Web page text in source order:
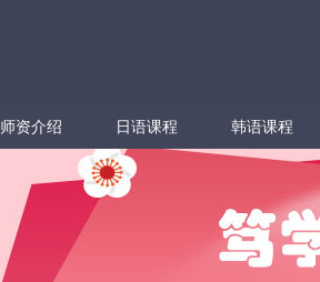
师资介绍 日语课程 韩语课程